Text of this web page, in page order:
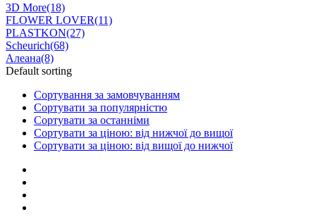
3D More(18)
FLOWER LOVER(11)
PLASTKON(27)
Scheurich(68)
Алеана(8)
Default sorting
Сортування за замовчуванням
Сортувати за популярністю
Сортувати за останніми
Сортувати за ціною: від нижчої до вищої
Сортувати за ціною: від вищої до нижчої